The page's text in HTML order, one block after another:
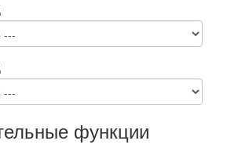
функции